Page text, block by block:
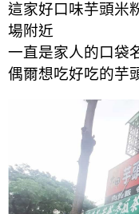
這家好口味芋頭米
場附近
一直是家人的口袋
偶爾想吃好吃的芋